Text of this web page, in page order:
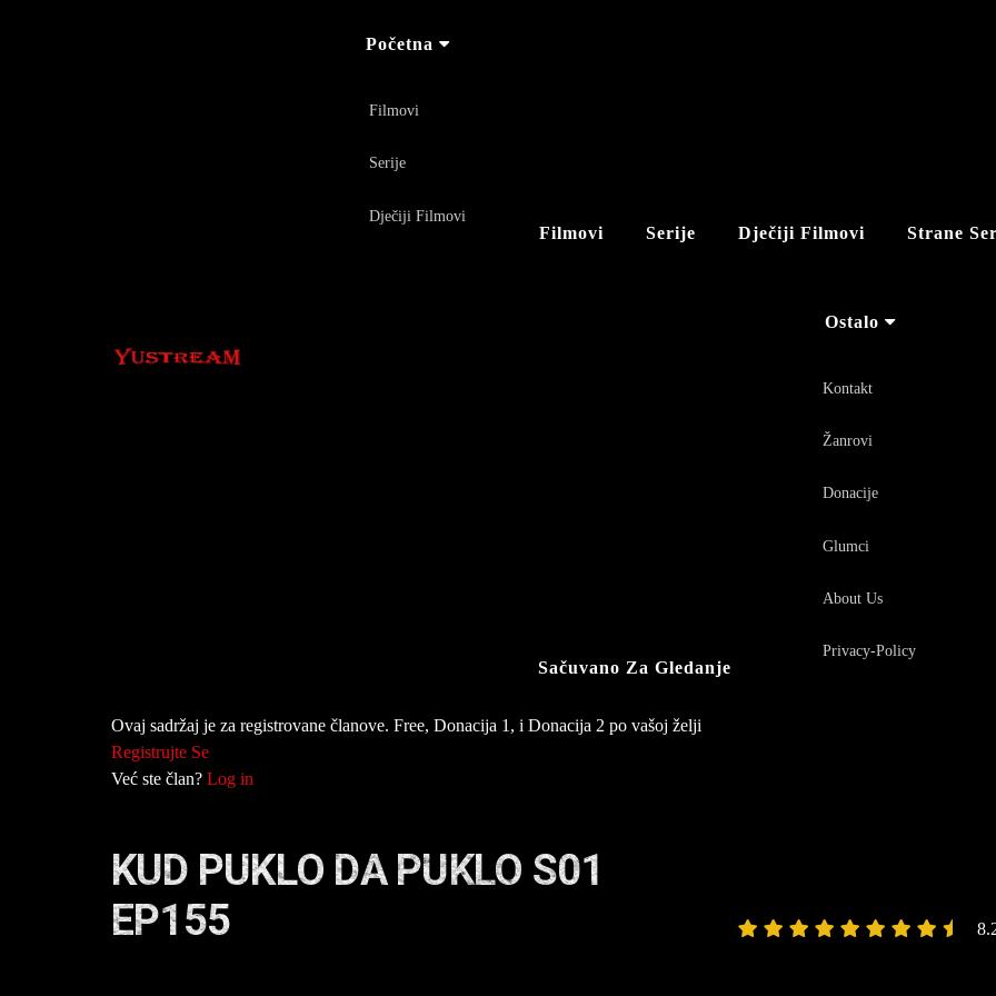
Početna
Filmovi
Serije
Dječiji Filmovi
Filmovi Serije Dječiji Filmovi Strane
Sačuvano Za Gledanje
Ostalo
Kontakt
Žanrovi
Donacije
Glumci
About Us
Privacy-Policy
Ovaj sadržaj je za registrovane članove. Free, Donacija 1, i Donacija 2 po vašoj želji
Registrujte Se
Već ste član? Log in
KUD PUKLO DA PUKLO S01
EP155